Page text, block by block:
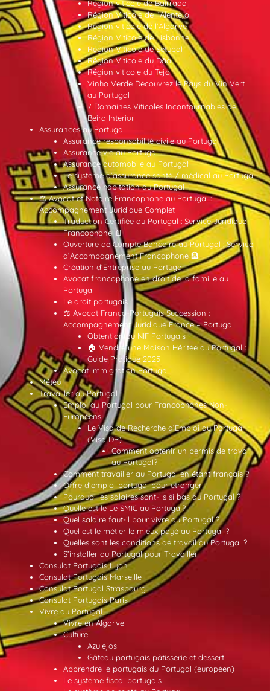
Région viticole de Bairrada
Région Viticole de l’Alentejo
Région viticole de l’Algarve
Région Viticole de Lisbonne
Région Viticole de Setúbal
Région Viticole du Dão
Région viticole du Tejo
Vinho Verde Découvrez le Pays du Vin Vert
au Portugal
7 Domaines Viticoles Incontournables de
Beira Interior
Assurances au Portugal
Assurance responsabilité civile au Portugal
Assurance vie au Portugal
Assurance automobile au Portugal
Le système d’assurance santé / médical au Portugal
Assurance habitation au Portugal
⚖️ Avocat et Notaire Francophone au Portugal :
Accompagnement Juridique Complet
Traduction Certifiée au Portugal : Service Juridique
Francophone 📄
Ouverture de Compte Bancaire au Portugal : Service
d’Accompagnement Francophone 🏦
Création d’Entreprise au Portugal
Avocat francophone en droit de la famille au
Portugal
Le droit portugais
⚖️ Avocat Franco-Portugais Succession :
Accompagnement Juridique France – Portugal
Obtention du NIF Portugais
🏠 Vendre une Maison Héritée au Portugal :
Guide Pratique 2025
Avocat immigration Portugal
Météo
Travailler au Portugal
Emploi au Portugal pour Francophones Non-
Européens
Le Visa de Recherche d’Emploi au Portugal
(Visa DP)
Comment obtenir un permis de travail
au Portugal?
Comment travailler au Portugal en étant français ?
Offre d’emploi portugal pour etranger
Pourquoi les salaires sont-ils si bas au Portugal ?
Quelle est le Le SMIC au Portugal?
Quel salaire faut-il pour vivre au Portugal ?
Quel est le métier le mieux payé au Portugal ?
Quelles sont les conditions de travail au Portugal ?
S’installer au Portugal pour Travailler
Consulat Portugais Lyon
Consulat Portugais Marseille
Consulat Portugal Strasbourg
Consulat Portugais Paris
Vivre au Portugal
Vivre en Algarve
Culture
Azulejos
Gâteau portugais pâtisserie et dessert
Apprendre le portugais du Portugal (européen)
Le système fiscal portugais